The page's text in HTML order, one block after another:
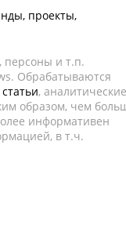
проекты,
персоны и т.п.
Обрабатываются
статьи, аналитические
образом, чем
информативен
в т.ч.